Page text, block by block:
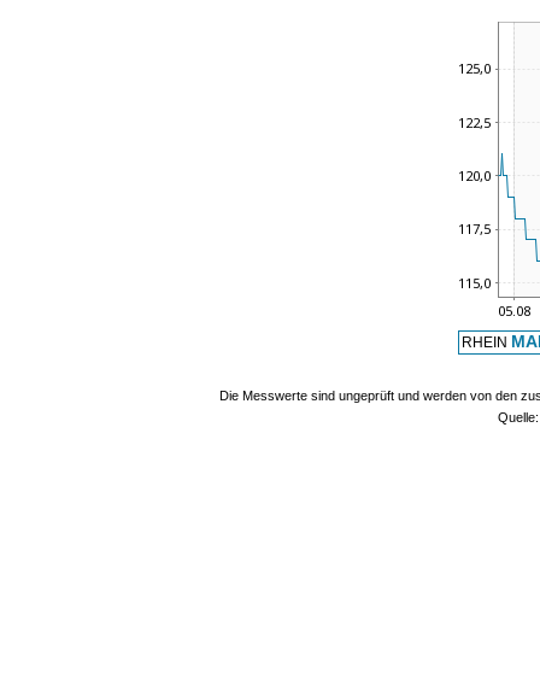
RHEIN
Die Messwerte sind ungeprüft und werden von den